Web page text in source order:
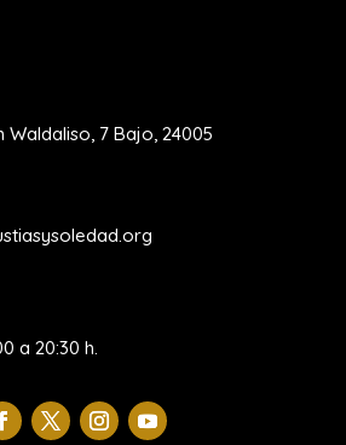
Waldaliso, 7 Bajo, 24005
a 20:30 h.